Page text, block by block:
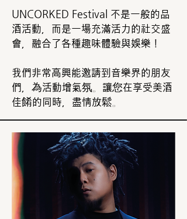
UNCORKED Festival 不是一般的品
酒活動，而是一場充滿活力的社交盛
會，融合了各種趣味體驗與娛樂！
我們非常高興能邀請到音樂界的朋友
們，為活動增氣氛。讓您在享受美酒
佳餚的同時，盡情放鬆。